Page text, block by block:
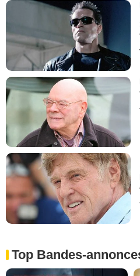
Top Bandes-